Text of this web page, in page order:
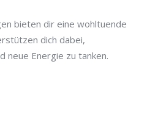
bieten dir eine wohltuende
dich dabei,
neue Energie zu tanken.